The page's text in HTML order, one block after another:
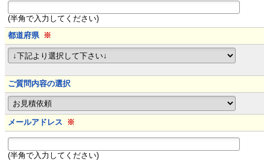
(半角で入力してください)
都道府県 ※
ご質問内容の選択
メールアドレス ※
(半角で入力してください)